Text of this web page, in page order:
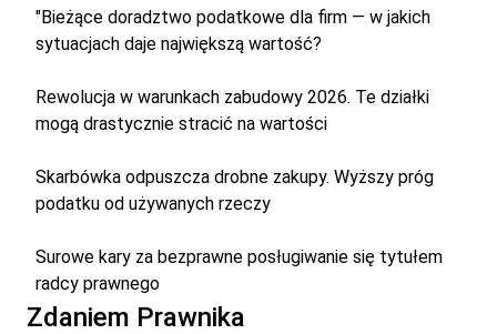
"Bieżące doradztwo podatkowe dla firm — w jakich
sytuacjach daje największą wartość?
Rewolucja w warunkach zabudowy 2026. Te działki
mogą drastycznie stracić na wartości
Skarbówka odpuszcza drobne zakupy. Wyższy próg
podatku od używanych rzeczy
Surowe kary za bezprawne posługiwanie się tytułem
radcy prawnego
Zdaniem Prawnika